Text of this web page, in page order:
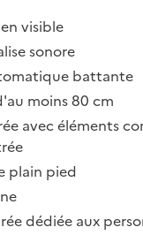
visible
sonore
battante
moins 80 cm
avec éléments
plain pied
dédiée aux